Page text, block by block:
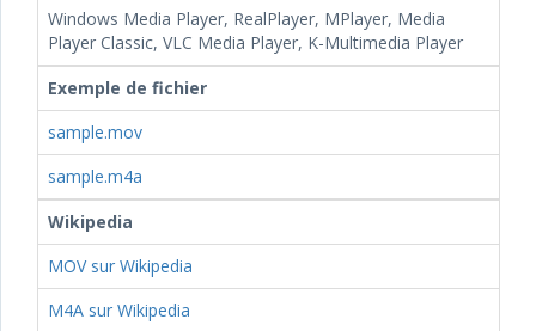
Windows Media Player, RealPlayer, MPlayer, Media
Player Classic, VLC Media Player, K-Multimedia Player
Exemple de fichier
sample.mov
sample.m4a
Wikipedia
MOV sur Wikipedia
M4A sur Wikipedia